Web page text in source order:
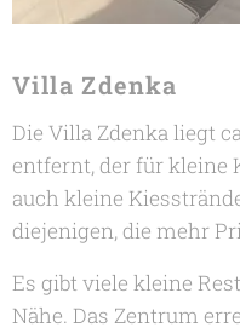
Villa Zdenka
Die Villa Zdenka liegt
entfernt, der für kleine
auch kleine
diejenigen, die mehr
Es gibt viele kleine
Nähe. Das Zentrum